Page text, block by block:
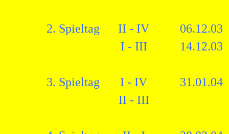
2. Spieltag II - IV
06.12.03
I - III
14.12.03
3. Spieltag I - IV
31.01.04
II - III